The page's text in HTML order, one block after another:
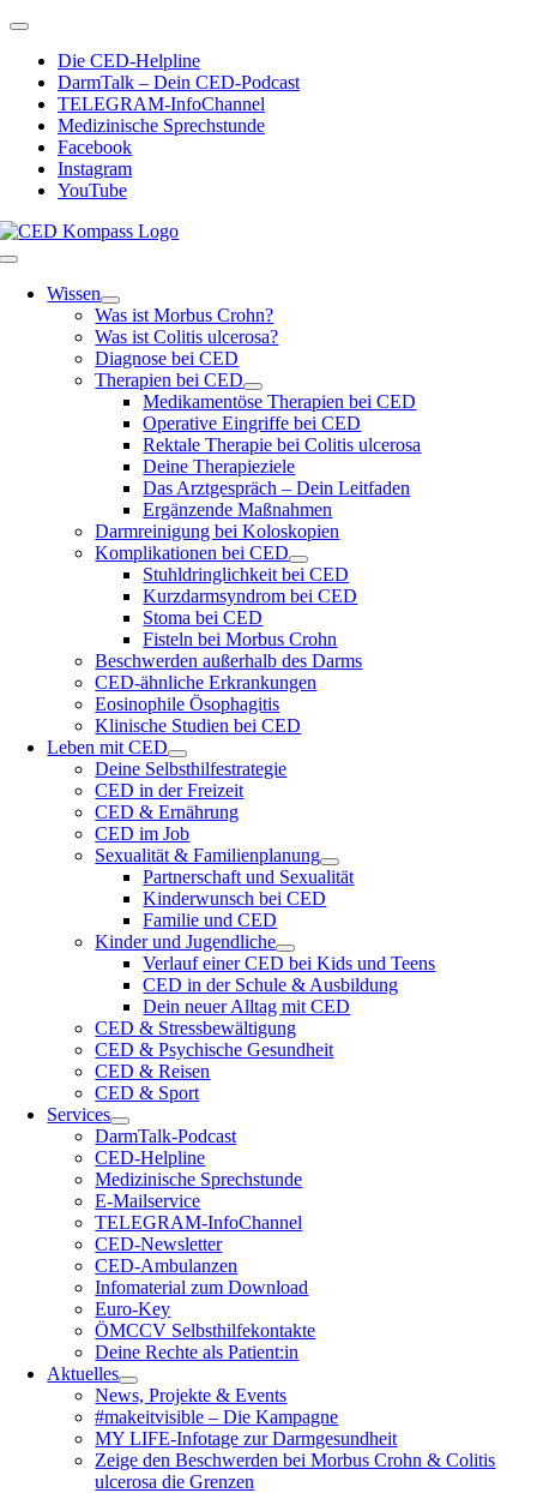
Zum
springen
Toggle
NavigationDie CED-Helpline
DarmTalk – Dein CED-Podcast
TELEGRAM-InfoChannel
Medizinische Sprechstunde
Facebook
Instagram
YouTube
Toggle
NavigationWissen
Was ist Morbus Crohn?
Was ist Colitis ulcerosa?
Diagnose bei CED
Therapien bei CED
Medikamentöse Therapien bei CED
Operative Eingriffe bei CED
Rektale Therapie bei Colitis ulcerosa
Deine Therapieziele
Das Arztgespräch – Dein Leitfaden
Ergänzende Maßnahmen
Darmreinigung bei Koloskopien
Komplikationen bei CED
Stuhldringlichkeit bei CED
Kurzdarmsyndrom bei CED
Stoma bei CED
Fisteln bei Morbus Crohn
Beschwerden außerhalb des Darms
CED-ähnliche Erkrankungen
Eosinophile Ösophagitis
Klinische Studien bei CED
Leben mit CED
Deine Selbsthilfestrategie
CED in der Freizeit
CED & Ernährung
CED im Job
Sexualität & Familienplanung
Partnerschaft und Sexualität
Kinderwunsch bei CED
Familie und CED
Kinder und Jugendliche
Verlauf einer CED bei Kids und Teens
CED in der Schule & Ausbildung
Dein neuer Alltag mit CED
CED & Stressbewältigung
CED & Psychische Gesundheit
CED & Reisen
CED & Sport
Services
DarmTalk-Podcast
CED-Helpline
Medizinische Sprechstunde
E-Mailservice
TELEGRAM-InfoChannel
CED-Newsletter
CED-Ambulanzen
Infomaterial zum Download
Euro-Key
ÖMCCV Selbsthilfekontakte
Deine Rechte als Patient:in
Aktuelles
News, Projekte & Events
#makeitvisible – Die Kampagne
MY LIFE-Infotage zur Darmgesundheit
Zeige den Beschwerden bei Morbus Crohn & Colitis
ulcerosa die Grenzen